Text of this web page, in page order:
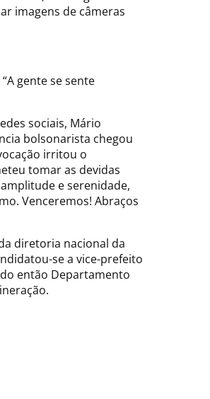
imagens de câmeras
gente se sente
sociais, Mário
bolsonarista chegou
irritou o
tomar as devidas
e serenidade,
Venceremos! Abraços
diretoria nacional da
se a vice-prefeito
então Departamento